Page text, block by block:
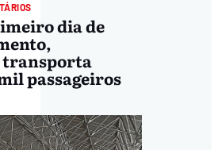
dia de
passageiros